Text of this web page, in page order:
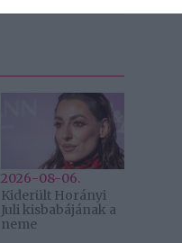
2026-08-06.
Kiderült Horányi
Juli kisbabájának a
neme